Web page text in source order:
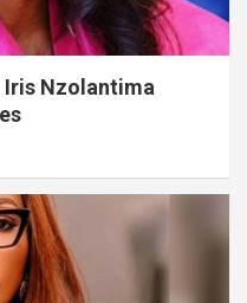
Iris Nzolantima